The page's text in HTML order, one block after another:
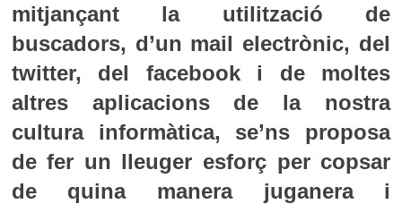
mitjançant la utilització de
buscadors, d’un mail electrònic, del
twitter, del facebook i de moltes
altres aplicacions de la nostra
cultura informàtica, se’ns proposa
de fer un lleuger esforç per copsar
de quina manera juganera i